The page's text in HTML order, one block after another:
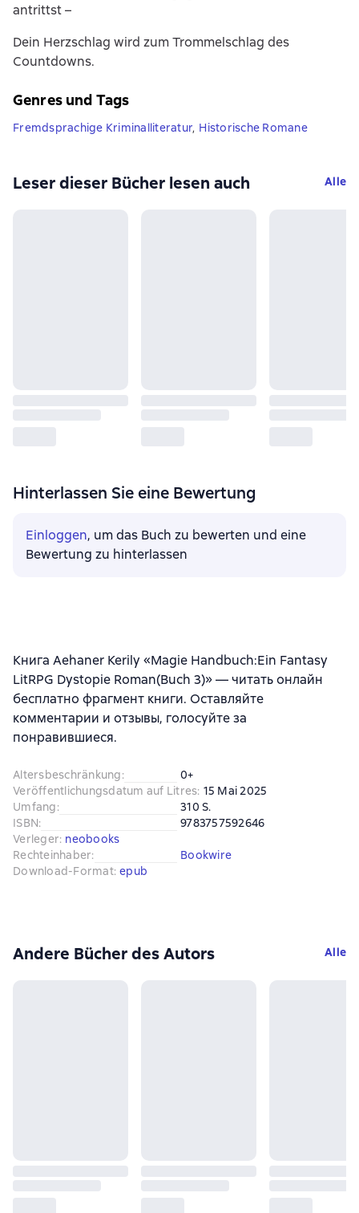
antrittst –
Dein Herzschlag wird zum Trommelschlag des
Countdowns.
Genres und Tags
Fremdsprachige Kriminalliteratur, Historische Romane
Leser dieser Bücher lesen auch Alle
Hinterlassen Sie eine Bewertung
Einloggen, um das Buch zu bewerten und eine
Bewertung zu hinterlassen
Книга Aehaner Kerily «Magie Handbuch:Ein Fantasy
LitRPG Dystopie Roman(Buch 3)» — читать онлайн
бесплатно фрагмент книги. Оставляйте
комментарии и отзывы, голосуйте за
понравившиеся.
Altersbeschränkung:
0+
Veröffentlichungsdatum auf Litres: 15 Mai 2025
Umfang:
310 S.
ISBN:
9783757592646
Verleger: neobooks
Rechteinhaber:
Bookwire
Download-Format: epub
Andere Bücher des Autors Alle